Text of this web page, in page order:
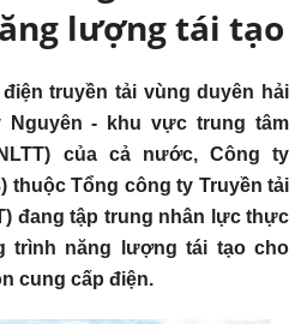
lượng tái tạo
truyền tải vùng duyên hải
Nguyên - khu vực trung tâm
của cả nước, Công ty
thuộc Tổng công ty Truyền tải
đang tập trung nhân lực thực
trình năng lượng tái tạo cho
cung cấp điện.